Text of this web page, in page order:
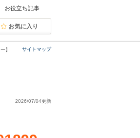
お役立ち記事
お気に入り
サイトマップ
】
2026/07/04更新